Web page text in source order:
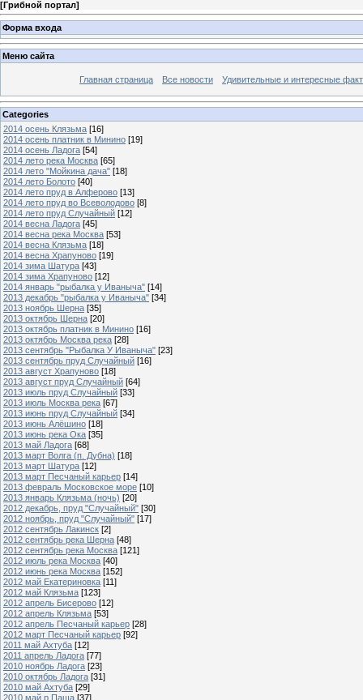
[Грибной портал]
Форма входа
Меню сайта
Главная страница Все новости Удивительные и интересные
Categories
2014 осень Клязьма [16]
2014 осень платник в Минино [19]
2014 осень Ладога [54]
2014 лето река Москва [65]
2014 лето "Мойкина дача" [18]
2014 лето Болото [40]
2014 лето пруд в Алферово [13]
2014 лето пруд во Всеволодово [8]
2014 лето пруд Случайный [12]
2014 весна Ладога [45]
2014 весна река Москва [53]
2014 весна Клязьма [18]
2014 весна Храпуново [19]
2014 зима Шатура [43]
2014 зима Храпуново [12]
2014 январь "рыбалка у Иваныча" [14]
2013 декабрь "рыбалка у Иваныча" [34]
2013 ноябрь Шерна [35]
2013 октябрь Шерна [20]
2013 октябрь платник в Минино [16]
2013 октябрь Москва река [28]
2013 сентябрь "Рыбалка У Иваныча" [23]
2013 сентябрь пруд Случайный [16]
2013 август Храпуново [18]
2013 август пруд Случайный [64]
2013 июль пруд Случайный [33]
2013 июль Москва река [67]
2013 июнь пруд Случайный [34]
2013 июнь Алёшино [18]
2013 июнь река Ока [35]
2013 май Ладога [68]
2013 март Волга (п. Дубна) [18]
2013 март Шатура [12]
2013 март Песчаный карьер [14]
2013 февраль Московское море [10]
2013 январь Клязьма (ночь) [20]
2012 декабрь, пруд "Случайный" [30]
2012 ноябрь, пруд "Случайный" [17]
2012 сентябрь Лакинск [2]
2012 сентябрь река Шерна [48]
2012 сентябрь река Москва [121]
2012 июль река Москва [40]
2012 июнь река Москва [152]
2012 май Екатериновка [11]
2012 май Клязьма [123]
2012 апрель Бисерово [12]
2012 апрель Клязьма [53]
2012 апрель Песчаный карьер [28]
2012 март Песчаный карьер [92]
2011 май Ахтуба [12]
2011 апрель Ладога [77]
2010 ноябрь Ладога [23]
2010 октябрь Ладога [31]
2010 май Ахтуба [29]
2010 май р.Паша [37]